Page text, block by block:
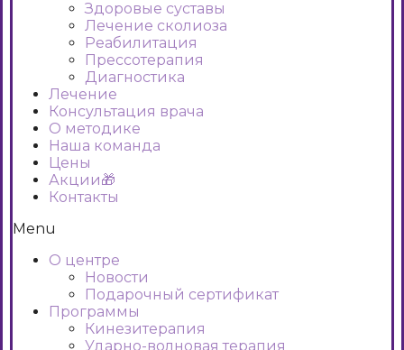
Здоровые суставы
Лечение сколиоза
Реабилитация
Прессотерапия
Диагностика
Лечение
Консультация врача
О методике
Наша команда
Цены
Акции🎁
Контакты
Menu
О центре
Новости
Подарочный сертификат
Программы
Кинезитерапия
Ударно-волновая терапия